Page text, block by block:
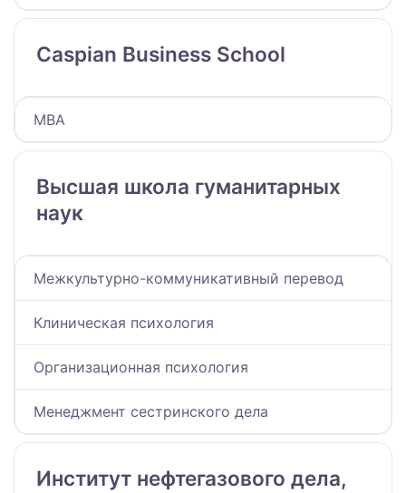
Caspian Business School
МВА
Высшая школа гуманитарных
наук
Межкультурно-коммуникативный перевод
Клиническая психология
Организационная психология
Менеджмент сестринского дела
Институт нефтегазового дела,